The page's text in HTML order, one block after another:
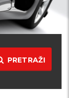
PRETRAŽI